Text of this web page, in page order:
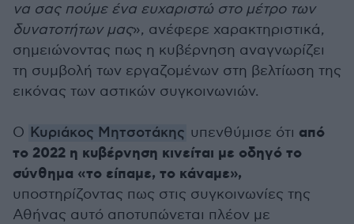
να σας πούμε ένα ευχαριστώ στο μέτρο των
δυνατοτήτων μας», ανέφερε χαρακτηριστικά,
σημειώνοντας πως η κυβέρνηση αναγνωρίζει
τη συμβολή των εργαζομένων στη βελτίωση της
εικόνας των αστικών συγκοινωνιών.
Ο Κυριάκος Μητσοτάκης υπενθύμισε ότι από
το 2022 η κυβέρνηση κινείται με οδηγό το
σύνθημα «το είπαμε, το κάναμε»,
υποστηρίζοντας πως στις συγκοινωνίες της
Αθήνας αυτό αποτυπώνεται πλέον με